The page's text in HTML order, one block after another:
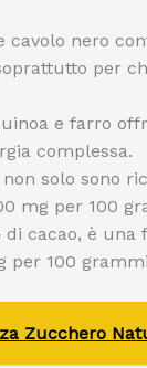
cavolo nero
per
e farro
complessa.
solo sono
mg per 100
di cacao, è una
per 100
Zucchero